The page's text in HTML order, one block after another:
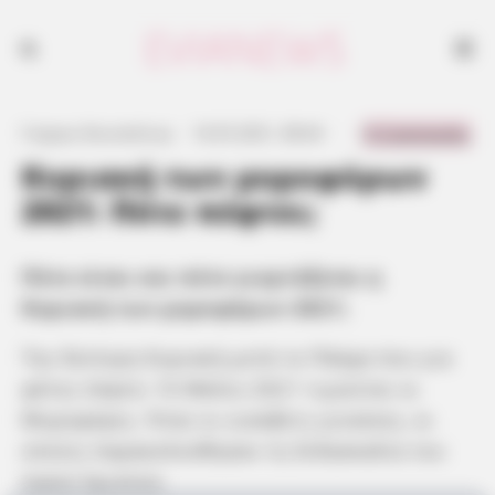
Κυριακή των μυροφόρων
2021: Πότε πέφτει;
Πότε είναι και πότε γιορτάζεται η